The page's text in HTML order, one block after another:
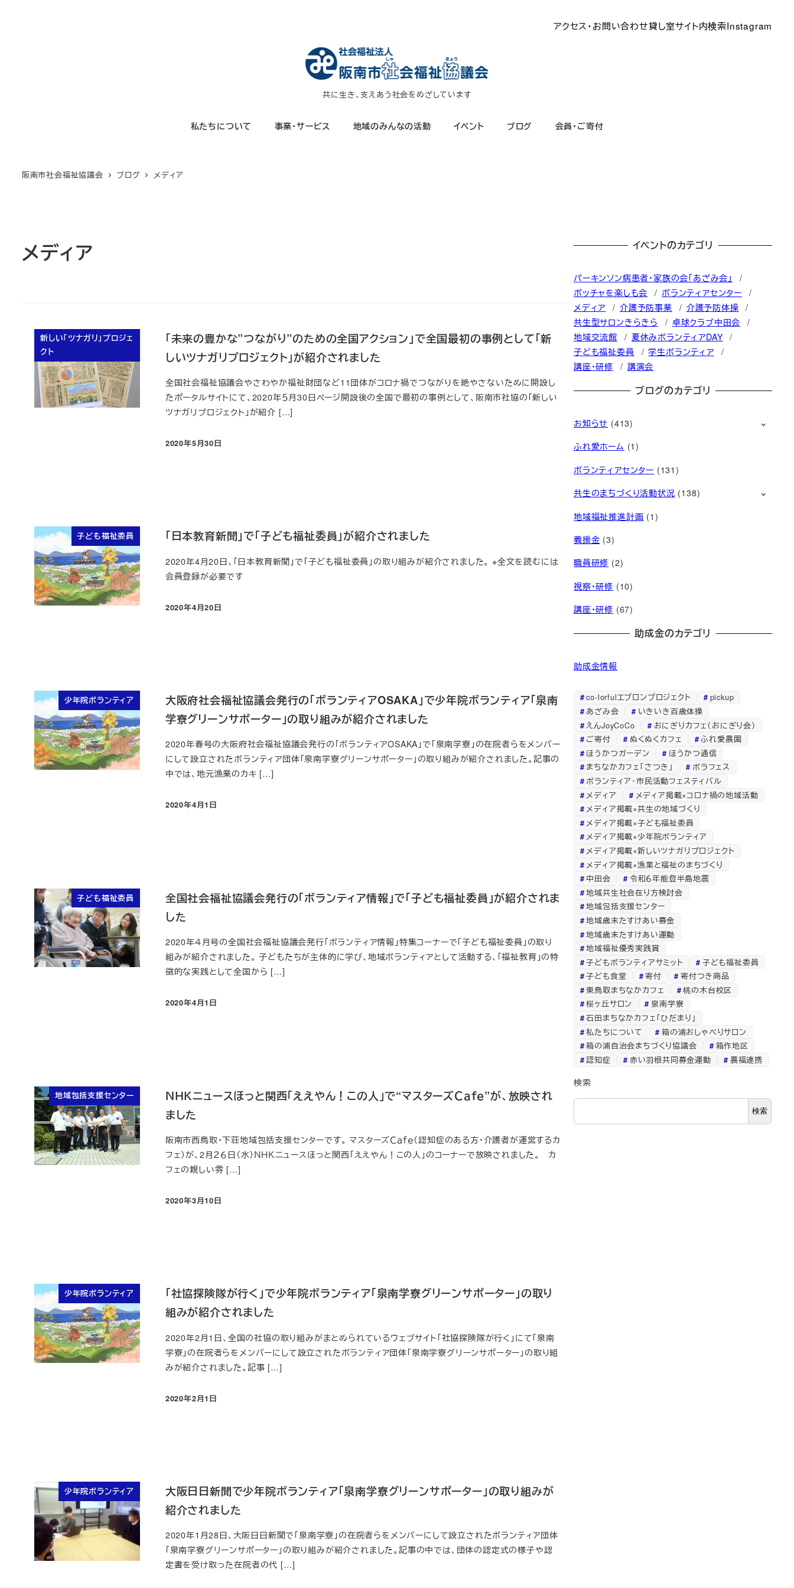
アクセス・お問い合わせ貸し室サイト内検索Instagram
共に生き、支えあう社会をめざしています
私たちについて 事業・サービス 地域のみんなの活動 イベント ブログ 会員・ご寄付
阪南市社会福祉協議会 ブログ メディア
メディア
新しい「ツナガリ」プロジェ
クト
「未来の豊かな”つながり”のための全国アクション」で全国最初の事例として「新
しいツナガリプロジェクト」が紹介されました
全国社会福祉協議会やさわやか福祉財団など11団体がコロナ禍でつながりを絶やさないために開設し
たポータルサイトにて、2020年５月30日ページ開設後の全国で最初の事例として、阪南市社協の「新しい
ツナガリプロジェクト」が紹介 […]
投稿日
2020年5月30日
子ども福祉委員 「日本教育新聞」で「子ども福祉委員」が紹介されました
2020年4月20日、「日本教育新聞」で「子ども福祉委員」の取り組みが紹介されました。 ※全文を読むには
会員登録が必要です
投稿日
2020年4月20日
少年院ボランティア
大阪府社会福祉協議会発行の「ボランティアOSAKA」で少年院ボランティア「泉南
学寮グリーンサポーター」の取り組みが紹介されました
2020年春号の大阪府社会福祉協議会発行の「ボランティアOSAKA」で「泉南学寮」の在院者らをメンバー
にして設立されたボランティア団体「泉南学寮グリーンサポーター」の取り組みが紹介されました。記事の
中では、地元漁業のカキ […]
投稿日
2020年4月1日
子ども福祉委員
全国社会福祉協議会発行の「ボランティア情報」で「子ども福祉委員」が紹介されま
した
2020年４月号の全国社会福祉協議会発行「ボランティア情報」特集コーナーで「子ども福祉委員」の取り
組みが紹介されました。 子どもたちが主体的に学び、地域ボランティアとして活動する、「福祉教育」の特
徴的な実践として全国から […]
投稿日
2020年4月1日
地域包括支援センター
ＮＨＫニュースほっと関西「ええやん！この人」で“マスターズＣａｆｅ”が、放映され
ました
阪南市西鳥取・下荘地域包括支援センターです。 マスターズＣａｆｅ（認知症のある方・介護者が運営するカ
フェ）が、2月２６日（水）ＮＨＫニュースほっと関西「ええやん！この人」のコーナーで放映されました。 カ
フェの親しい雰 […]
投稿日
2020年3月10日
少年院ボランティア
「社協探険隊が行く」で少年院ボランティア「泉南学寮グリーンサポーター」の取り
組みが紹介されました
2020年2月1日、全国の社協の取り組みがまとめられているウェブサイト「社協探険隊が行く」にて「泉南
学寮」の在院者らをメンバーにして設立されたボランティア団体「泉南学寮グリーンサポーター」の取り組
みが紹介されました。記事 […]
投稿日
2020年2月1日
少年院ボランティア
大阪日日新聞で少年院ボランティア「泉南学寮グリーンサポーター」の取り組みが
紹介されました
2020年1月28日、大阪日日新聞で「泉南学寮」の在院者らをメンバーにして設立されたボランティア団体
「泉南学寮グリーンサポーター」の取り組みが紹介されました。記事の中では、団体の認定式の様子や認
定書を受け取った在院者の代 […]
イベントのカテゴリ
パーキンソン病患者・家族の会「あざみ会」
ボッチャを楽しも会
ボランティアセンター
メディア
介護予防事業
介護予防体操
共生型サロンきらきら
卓球クラブ中田会
地域交流館
夏休みボランティアDAY
子ども福祉委員
学生ボランティア
講座・研修
講演会
ブログのカテゴリ
お知らせ (413)
ふれ愛ホーム (1)
ボランティアセンター (131)
共生のまちづくり活動状況 (138)
地域福祉推進計画 (1)
義援金 (3)
職員研修 (2)
視察・研修 (10)
講座・研修 (67)
助成金のカテゴリ
助成金情報
co-lorfulエプロンプロジェクト
pickup
あざみ会
いきいき百歳体操
えんJoyCoCo
おにぎりカフェ（おにぎり会）
ご寄付
ぬくぬくカフェ
ふれ愛農園
ほうかつガーデン
ほうかつ通信
まちなかカフェ「さつき」
ボラフェス
ボランティア・市民活動フェスティバル
メディア
メディア掲載×コロナ禍の地域活動
メディア掲載×共生の地域づくり
メディア掲載×子ども福祉委員
メディア掲載×少年院ボランティア
メディア掲載×新しいツナガリプロジェクト
メディア掲載×漁業と福祉のまちづくり
中田会
令和６年能登半島地震
地域共生社会在り方検討会
地域包括支援センター
地域歳末たすけあい募金
地域歳末たすけあい運動
地域福祉優秀実践賞
子どもボランティアサミット
子ども福祉委員
子ども食堂
寄付
寄付つき商品
東鳥取まちなかカフェ
桃の木台校区
桜ヶ丘サロン
泉南学寮
石田まちなかカフェ「ひだまり」
私たちについて
箱の浦おしゃべりサロン
箱の浦自治会まちづくり協議会
箱作地区
認知症
赤い羽根共同募金運動 農福連携
検索
検索